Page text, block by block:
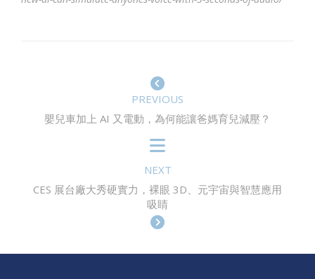
PREVIOUS
嬰兒車加上 AI 又電動，為何能讓爸媽育兒減壓？
NEXT
CES 展台廠大秀硬實力，裸眼 3D、元宇宙與智慧應用
吸睛